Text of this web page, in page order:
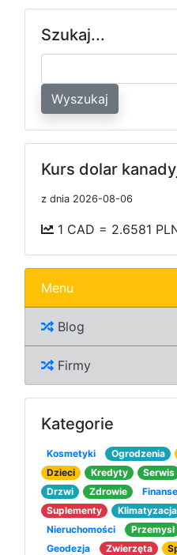
Szukaj...
Wyszukaj
Kurs dolar
z dnia 2026-08-06
1 CAD = 2.6581
Menu
Blog
Firmy
Kategorie
Kosmetyki Ogrodzenia
Dzieci
Kredyty Serwis
Drzwi
Zdrowie Finanse
Suplementy
Klimatyzacja
Nieruchomości
Przemysł
Geodezja
Zwierzęta